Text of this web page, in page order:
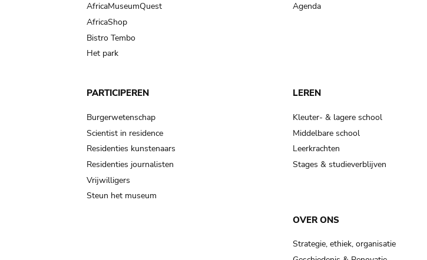
AfricaMuseumQuest
AfricaShop
Bistro Tembo
Het park
Agenda
PARTICIPEREN
Burgerwetenschap
Scientist in residence
Residenties kunstenaars
Residenties journalisten
Vrijwilligers
Steun het museum
LEREN
Kleuter- & lagere school
Middelbare school
Leerkrachten
Stages & studieverblijven
OVER ONS
Strategie, ethiek, organisatie